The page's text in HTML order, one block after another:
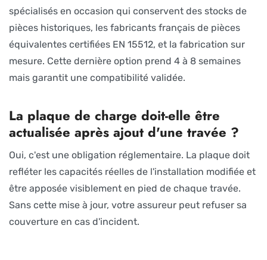
spécialisés en occasion qui conservent des stocks de
pièces historiques, les fabricants français de pièces
équivalentes certifiées EN 15512, et la fabrication sur
mesure. Cette dernière option prend 4 à 8 semaines
mais garantit une compatibilité validée.
La plaque de charge doit-elle être
actualisée après ajout d'une travée ?
Oui, c'est une obligation réglementaire. La plaque doit
refléter les capacités réelles de l'installation modifiée et
être apposée visiblement en pied de chaque travée.
Sans cette mise à jour, votre assureur peut refuser sa
couverture en cas d'incident.